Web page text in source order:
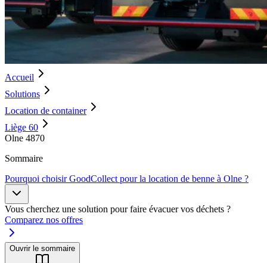
Accueil
Solutions
Location de container
Liège 60
Olne 4870
Sommaire
Pourquoi choisir GoodCollect pour la location de benne à Olne ?
Vous cherchez une solution pour faire évacuer vos déchets ?
Comparez nos offres
Ouvrir le sommaire